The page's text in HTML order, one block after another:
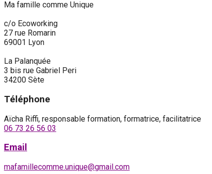
Ma famille comme Unique
c/o Ecoworking
27 rue Romarin
69001 Lyon
La Palanquée
3 bis rue Gabriel Peri
34200 Sète
Téléphone
Aïcha Riffi, responsable formation, formatrice, facilitatrice
06 73 26 56 03
Email
mafamillecomme.unique@gmail.com